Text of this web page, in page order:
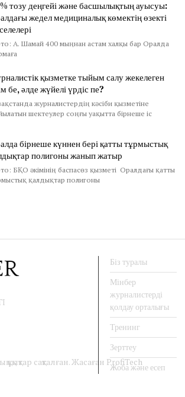
тозу деңгейі және басшылықтың ауысуы:
жедел медициналық көмектің өзекті
А. Шамай 400 мыңнан астам халқы бар Оралда
қызметке тыйым салу жекелеген
бе, әлде жүйелі үрдіс пе?
журналистердің кәсіби қызметіне
шектеулер соңғы уақытта бірнеше іс
бірнеше күннен бері қатты тұрмыстық
полигоны жанып жатыр
БҚО әкімінің баспасөз қызметі Оралдағы қатты
қалдықтар полигоны
сақталған. Жасаған ProfiTech
Біз туралы
Мінбер
журналистерді
қолдау орталығы
Тренинг
Зерттеу
Жоба және есеп